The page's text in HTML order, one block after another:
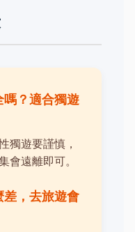
嗎？適合獨遊
獨遊要謹慎，
會遠離即可。
差，去旅遊會